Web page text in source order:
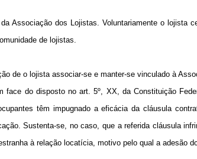
Associação dos Lojistas. Voluntariamente o lojista
de lojistas.
de o lojista associar-se e manter-se vinculado à
face do disposto no art. 5º, XX, da Constituição
têm impugnado a eficácia da cláusula
Sustenta-se, no caso, que a referida cláusula
à relação locatícia, motivo pelo qual a adesão